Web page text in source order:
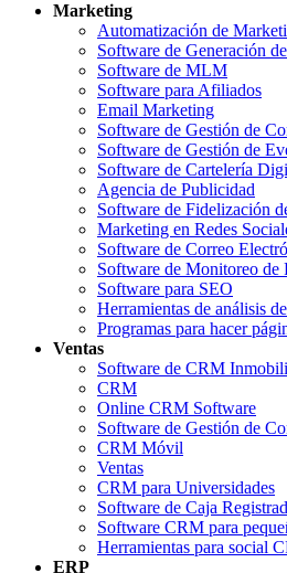
Marketing
Automatización de
Software de Generación
Software de MLM
Software para Afiliados
Email Marketing
Software de Gestión de
Software de Gestión de
Software de Cartelería
Agencia de Publicidad
Software de Fidelización
Marketing en Redes
Software de Correo
Software de Monitoreo de
Software para SEO
Herramientas de análisis
Programas para hacer
Ventas
Software de CRM
CRM
Online CRM Software
Software de Gestión de
CRM Móvil
Ventas
CRM para Universidades
Software de Caja
Software CRM para
Herramientas para social
ERP